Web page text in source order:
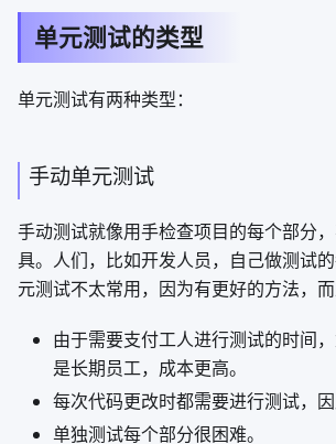
单元测试的类型
单元测试有两种类型：
手动单元测试
手动测试就像用手检查项目的每个部分
具。人们，比如开发人员，自己做测试
元测试不太常用，因为有更好的方法，而
由于需要支付工人进行测试的时间
是长期员工，成本更高。
每次代码更改时都需要进行测试，因
单独测试每个部分很困难。